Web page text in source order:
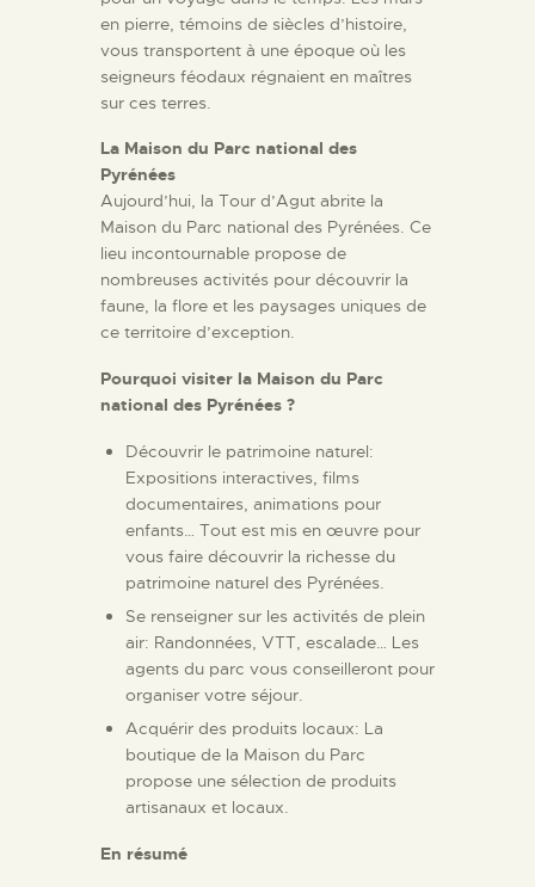
en pierre, témoins de siècles d’histoire,
vous transportent à une époque où les
seigneurs féodaux régnaient en maîtres
sur ces terres.
La Maison du Parc national des
Pyrénées
Aujourd’hui, la Tour d’Agut abrite la
Maison du Parc national des Pyrénées. Ce
lieu incontournable propose de
nombreuses activités pour découvrir la
faune, la flore et les paysages uniques de
ce territoire d’exception.
Pourquoi visiter la Maison du Parc
national des Pyrénées ?
Découvrir le patrimoine naturel:
Expositions interactives, films
documentaires, animations pour
enfants… Tout est mis en œuvre pour
vous faire découvrir la richesse du
patrimoine naturel des Pyrénées.
Se renseigner sur les activités de plein
air: Randonnées, VTT, escalade… Les
agents du parc vous conseilleront pour
organiser votre séjour.
Acquérir des produits locaux: La
boutique de la Maison du Parc
propose une sélection de produits
artisanaux et locaux.
En résumé